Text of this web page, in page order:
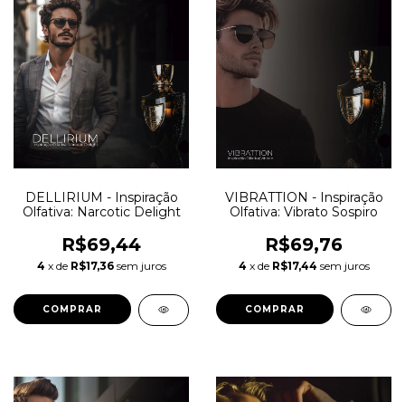
DELLIRIUM - Inspiração
Olfativa: Narcotic Delight
R$69,44
4 x de R$17,36 sem juros
COMPRAR
VIBRATTION - Inspiração
Olfativa: Vibrato Sospiro
R$69,76
4 x de R$17,44 sem juros
COMPRAR